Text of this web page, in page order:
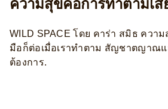
ความสุขคือการทำตามเสี
WILD SPACE โดย คาร่า สมิธ ควา
มือก็ต่อเมื่อเราทำตาม สัญชาตญาณแ
ต้องการ.